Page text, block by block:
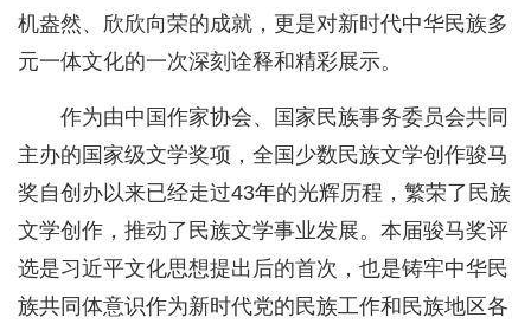
机盎然、欣欣向荣的成就，更是对新时代中华民族多
元一体文化的一次深刻诠释和精彩展示。
作为由中国作家协会、国家民族事务委员会共同
主办的国家级文学奖项，全国少数民族文学创作骏马
奖自创办以来已经走过43年的光辉历程，繁荣了民族
文学创作，推动了民族文学事业发展。本届骏马奖评
选是习近平文化思想提出后的首次，也是铸牢中华民
族共同体意识作为新时代党的民族工作和民族地区各